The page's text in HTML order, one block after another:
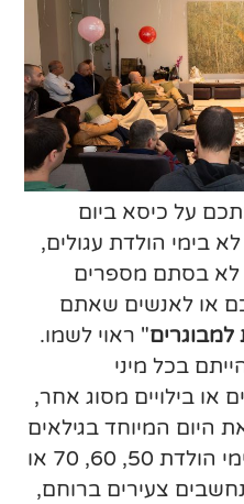
על כיסא ביום
בימי הולדת עגולים,
יותר וגם לא בסתם מספרים
או לאנשים שאתם
למבוגרים" ראוי לשמו.
בכל מיני
או בילויים מסוג אחר,
היום המיוחד בגילאים
מבוגרים? איך חוגגים את ימי הולדת 50, 60, 70 או
שנחשבים צעירים ברוחם,